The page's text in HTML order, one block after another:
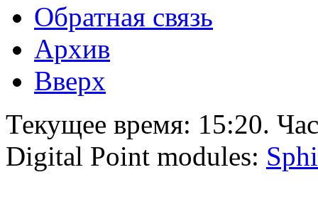
Обратная связь
Архив
Вверх
Текущее время: 15:20.
Digital Point modules: